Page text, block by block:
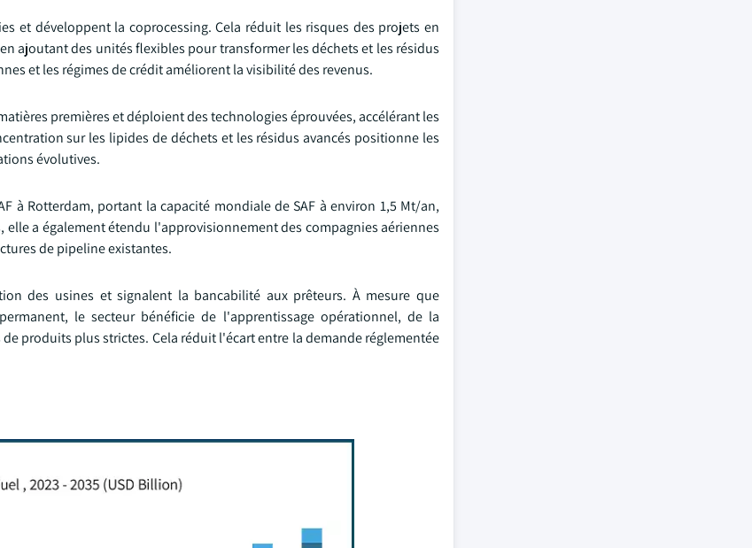
et développent la coprocessing. Cela réduit les risques des projets en
ajoutant des unités flexibles pour transformer les déchets et les résidus
et les régimes de crédit améliorent la visibilité des revenus.
premières et déploient des technologies éprouvées, accélérant les
sur les lipides de déchets et les résidus avancés positionne les
évolutives.
à Rotterdam, portant la capacité mondiale de SAF à environ 1,5 Mt/an,
a également étendu l'approvisionnement des compagnies aériennes
de pipeline existantes.
des usines et signalent la bancabilité aux prêteurs. À mesure que
le secteur bénéficie de l'apprentissage opérationnel, de la
produits plus strictes. Cela réduit l'écart entre la demande réglementée